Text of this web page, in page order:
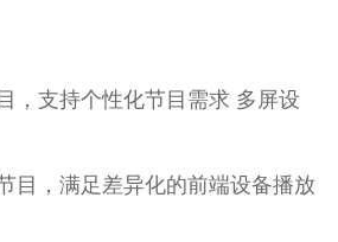
，支持个性化节目需求 多屏设
目，满足差异化的前端设备播放